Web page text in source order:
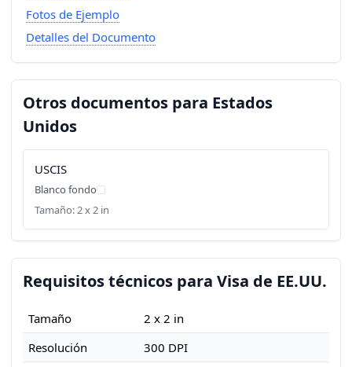
Fotos de Ejemplo
Detalles del Documento
Otros documentos para Estados
Unidos
USCIS
Blanco fondo
Tamaño: 2 x 2 in
Requisitos técnicos para Visa de EE.UU.
Tamaño
2 x 2 in
Resolución
300 DPI